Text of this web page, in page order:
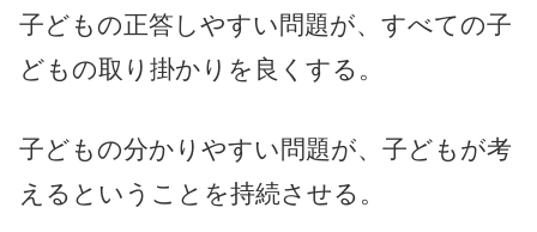
子どもの正答しやすい問題が、すべての子
どもの取り掛かりを良くする。
子どもの分かりやすい問題が、子どもが考
えるということを持続させる。